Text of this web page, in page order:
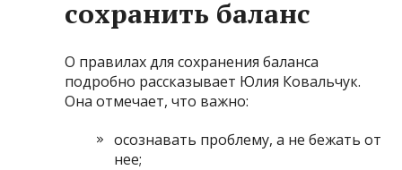
сохранить баланс
О правилах для сохранения баланса
подробно рассказывает Юлия Ковальчук.
Она отмечает, что важно:
осознавать проблему, а не бежать от
нее;